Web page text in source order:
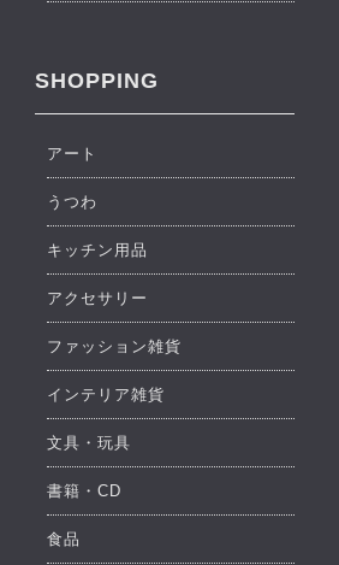
SHOPPING
アート
うつわ
キッチン用品
アクセサリー
ファッション雑貨
インテリア雑貨
文具・玩具
書籍・CD
食品